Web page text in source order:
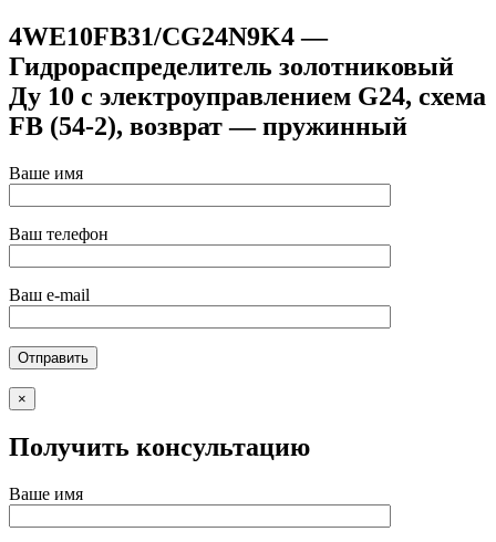
4WE10FB31/CG24N9K4 —
Гидрораспределитель золотниковый
Ду 10 с электроуправлением G24, схема
FB (54-2), возврат — пружинный
Ваше имя
Ваш телефон
Ваш e-mail
×
Получить консультацию
Ваше имя